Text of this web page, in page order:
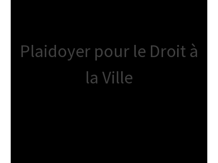
Plaidoyer pour le Droit à
la Ville